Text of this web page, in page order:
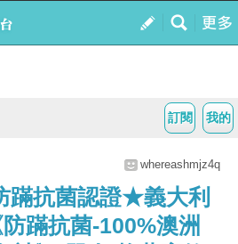
我的
訂閱
whereashmjz4q
蹣抗菌認證★義大利
蹣抗菌-100%澳洲